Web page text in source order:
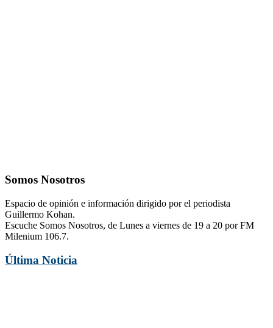
Somos Nosotros
Espacio de opinión e información dirigido por el periodista
Guillermo Kohan.
Escuche Somos Nosotros, de Lunes a viernes de 19 a 20 por FM
Milenium 106.7.
Última Noticia